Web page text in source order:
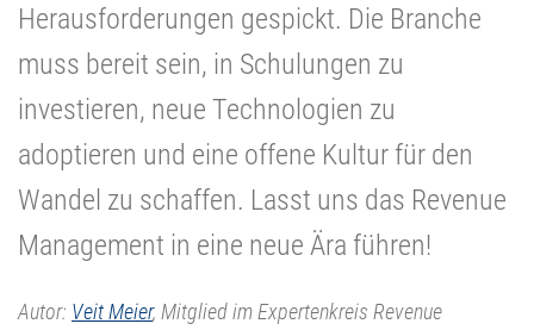
Herausforderungen gespickt. Die Branche
muss bereit sein, in Schulungen zu
investieren, neue Technologien zu
adoptieren und eine offene Kultur für den
Wandel zu schaffen. Lasst uns das Revenue
Management in eine neue Ära führen!
Autor: Veit Meier, Mitglied im Expertenkreis Revenue